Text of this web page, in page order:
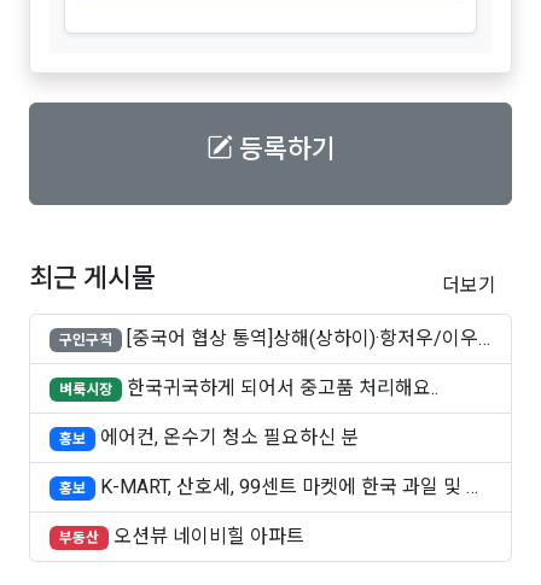
등록하기
최근 게시물 더보기
구인구직
[중국어 협상 통역]상해(상하이)·항저우/이우·
쑤..
벼룩시장 한국귀국하게 되어서 중고품 처리해요..
홍보 에어컨, 온수기 청소 필요하신 분
홍보
K-MART, 산호세, 99센트 마켓에 한국 과일 및 빵
..
부동산 오션뷰 네이비힐 아파트